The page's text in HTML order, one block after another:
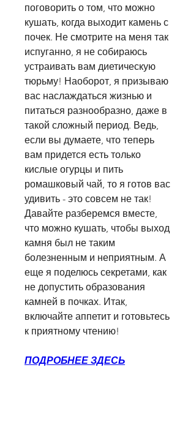
поговорить о том, что можно
кушать, когда выходит камень с
почек. Не смотрите на меня так
испуганно, я не собираюсь
устраивать вам диетическую
тюрьму! Наоборот, я призываю
вас наслаждаться жизнью и
питаться разнообразно, даже в
такой сложный период. Ведь,
если вы думаете, что теперь
вам придется есть только
кислые огурцы и пить
ромашковый чай, то я готов вас
удивить - это совсем не так!
Давайте разберемся вместе,
что можно кушать, чтобы выход
камня был не таким
болезненным и неприятным. А
еще я поделюсь секретами, как
не допустить образования
камней в почках. Итак,
включайте аппетит и готовьтесь
к приятному чтению!
ПОДРОБНЕЕ ЗДЕСЬ